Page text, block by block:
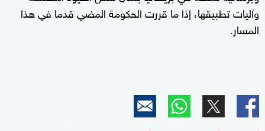
وآليات تطبيقها، إذا ما قررت الحكومة المضي قدما في هذا
المسار.